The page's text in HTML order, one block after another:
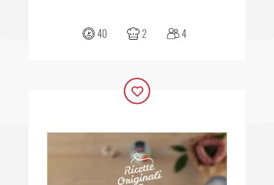
40 2 4